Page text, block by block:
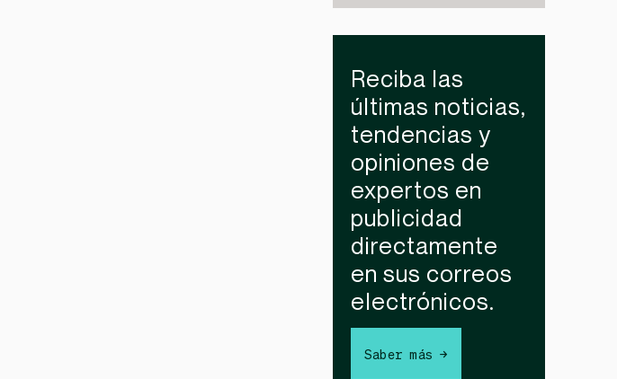
Reciba las
últimas noticias,
tendencias y
opiniones de
expertos en
publicidad
directamente
en sus correos
electrónicos.
Saber más →